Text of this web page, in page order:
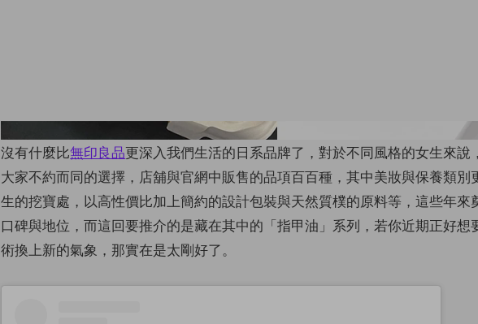
Images from
沒有什麼比無印良品更深入我們生活的日系品牌了，對於不同風格的女生來說
大家不約而同的選擇，店舖與官網中販售的品項百百種，其中美妝與保養類別
生的挖寶處，以高性價比加上簡約的設計包裝與天然質樸的原料等，這些年來
口碑與地位，而這回要推介的是藏在其中的「指甲油」系列，若你近期正好想
術換上新的氣象，那實在是太剛好了。